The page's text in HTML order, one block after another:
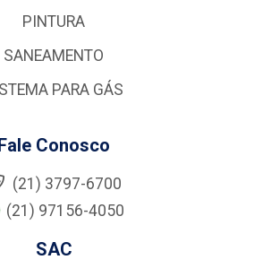
PINTURA
SANEAMENTO
PARA GÁS
Conosco
(21) 3797-6700
(21) 97156-4050
SAC